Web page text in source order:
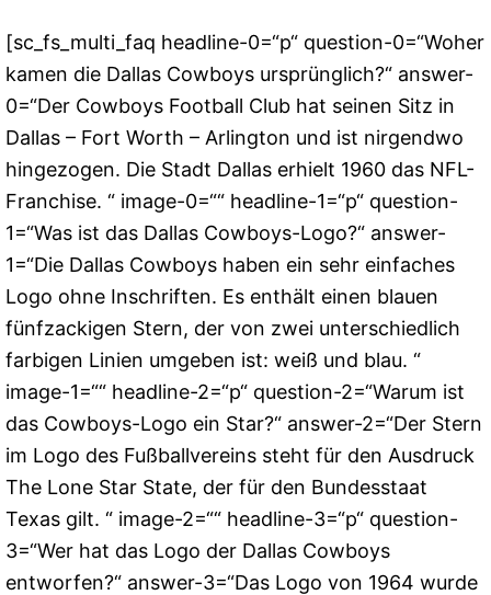
[sc_fs_multi_faq headline-0=“p“ question-0=“Woher
kamen die Dallas Cowboys ursprünglich?“ answer-
0=“Der Cowboys Football Club hat seinen Sitz in
Dallas – Fort Worth – Arlington und ist nirgendwo
hingezogen. Die Stadt Dallas erhielt 1960 das NFL-
Franchise. “ image-0=““ headline-1=“p“ question-
1=“Was ist das Dallas Cowboys-Logo?“ answer-
1=“Die Dallas Cowboys haben ein sehr einfaches
Logo ohne Inschriften. Es enthält einen blauen
fünfzackigen Stern, der von zwei unterschiedlich
farbigen Linien umgeben ist: weiß und blau. “
image-1=““ headline-2=“p“ question-2=“Warum ist
das Cowboys-Logo ein Star?“ answer-2=“Der Stern
im Logo des Fußballvereins steht für den Ausdruck
The Lone Star State, der für den Bundesstaat
Texas gilt. “ image-2=““ headline-3=“p“ question-
3=“Wer hat das Logo der Dallas Cowboys
entworfen?“ answer-3=“Das Logo von 1964 wurde